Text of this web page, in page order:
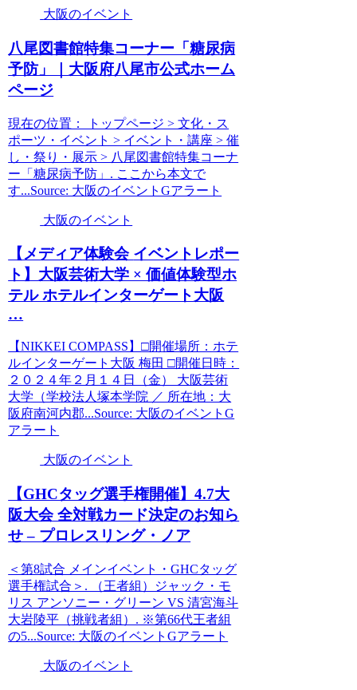
大阪のイベント
八尾図書館特集コーナー「糖尿病
予防」｜ 大阪府八尾市公式ホーム
ページ
現在の位置： トップページ > 文化・ス
ポーツ・イベント > イベント・講座 > 催
し・祭り・展示 > 八尾図書館特集コーナ
ー「糖尿病予防」. ここから本文で
す...Source: 大阪のイベントGアラート
大阪のイベント
【メディア体験会 イベント レポー
ト】 大阪芸術大学 × 価値体験型ホ
テル ホテルインターゲート大阪
…
【NIKKEI COMPASS】□開催場所：ホテ
ルインターゲート大阪 梅田 □開催日時：
２０２４年２月１４日（金） 大阪芸術
大学（学校法人塚本学院 ／ 所在地：大
阪府南河内郡...Source: 大阪のイベントG
アラート
大阪のイベント
【GHCタッグ選手権開催】4.7大
阪大会 全対戦カード決定のお知ら
せ – プロレスリング・ノア
＜第8試合 メインイベント・GHCタッグ
選手権試合＞. （王者組）ジャック・モ
リス アンソニー・グリーン VS 清宮海斗
大岩陵平（挑戦者組）. ※第66代王者組
の5...Source: 大阪のイベントGアラート
大阪のイベント